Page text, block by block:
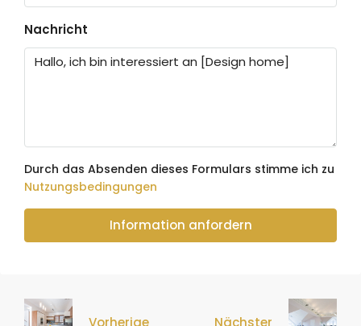
Nachricht
Durch das Absenden dieses Formulars stimme ich zu
Nutzungsbedingungen
Information anfordern
Vorherige Nächster